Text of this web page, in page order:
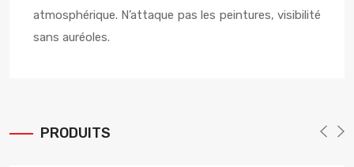
atmosphérique. N’attaque pas les peintures, visibilité
sans auréoles.
PRODUITS